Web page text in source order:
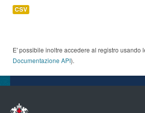
CSV
E' possibile inoltre accedere al registro usando
Documentazione API).